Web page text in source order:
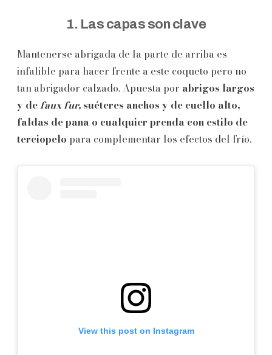
1. Las capas son clave
Mantenerse abrigada de la parte de arriba es
infalible para hacer frente a este coqueto pero no
tan abrigador calzado. Apuesta por abrigos largos
y defaux fur, suéteres anchos y de cuello alto,
faldas de pana o cualquier prenda con estilo de
terciopelo para complementar los efectos del frío.
View this post on Instagram